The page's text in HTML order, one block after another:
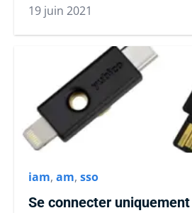
19 juin 2021
iam, am, sso
Se connecter